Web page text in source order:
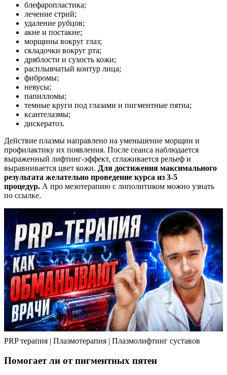
блефаропластика;
лечение стрий;
удаление рубцов;
акне и постакне;
морщины вокруг глаз;
складочки вокруг рта;
дряблости и сухость кожи;
расплывчатый контур лица;
фибромы;
невусы;
папилломы;
темные круги под глазами и пигментные пятна;
ксантелазмы;
дискератоз.
Действие плазмы направлено на уменьшение морщин и
профилактику их появления. После сеанса наблюдается
выраженный лифтинг-эффект, сглаживается рельеф и
выравнивается цвет кожи. Для достижения максимального
результата желательно проведение курса из 3-5
процедур. А про мезотерапию с липолитиком можно узнать
по ссылке.
PRP терапия | Плазмотерапия | Плазмолифтинг суставов
Помогает ли от пигментных пятен